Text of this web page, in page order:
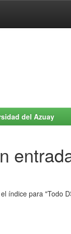
del Azuay
índice para "Todo